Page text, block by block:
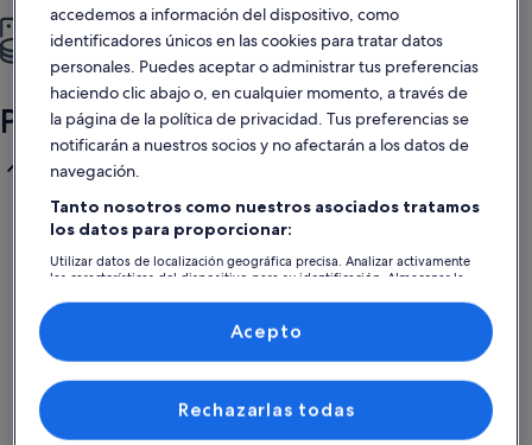
Más por menos
Más espacio, más privacidad, más servicios y ¡una mejor relación
calidad-precio!
Preguntas frecuentes
¿Cuáles son los mejores alquileres vacacionales cerca de
Los mejores alquileres vacacionales cerca de Plage
Super Sud suelen estar ubicados en Lacanau,
ofreciendo fácil acceso a la costa. Encontrarás una
amplia variedad de opciones, incluidos cómodos
apartamentos cerca de la arena y encantadoras casas
de vacaciones privadas, muchas de ellas a poca
distancia a pie del océano. Si estás dispuesto a
conducir un poco más, alquilar en zonas cercanas
puede ser una opción asequible para encontrar
accedemos a información del dispositivo, como
identificadores únicos en las cookies para tratar datos
personales. Puedes aceptar o administrar tus preferencias
haciendo clic abajo o, en cualquier momento, a través de
la página de la política de privacidad. Tus preferencias se
notificarán a nuestros socios y no afectarán a los datos de
navegación.
Tanto nosotros como nuestros asociados tratamos
los datos para proporcionar:
Utilizar datos de localización geográfica precisa. Analizar activamente
las características del dispositivo para su identificación. Almacenar la
contenido personalizados, medición de publicidad y contenido,
investigación de audiencia y desarrollo de servicios.
Lista de asociados (proveedores)
Rechazarlas todas
Acepto